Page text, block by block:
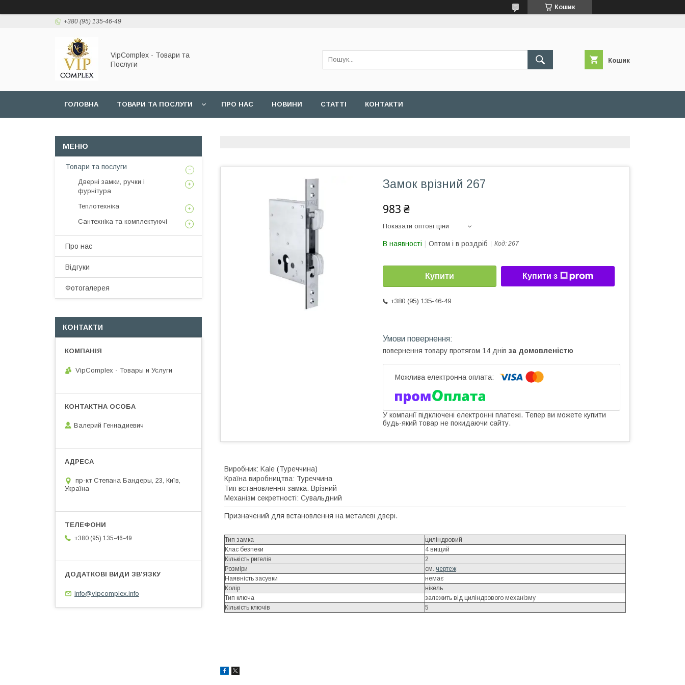
Кошик
+380 (95) 135-46-49
VipComplex - Товари та
Послуги
Кошик
ГОЛОВНА ТОВАРИ ТА ПОСЛУГИ ПРО НАС НОВИНИ СТАТТІ КОНТАКТИ
Замок врізний 267
983 ₴
Показати оптові ціни
В наявності Оптом і в роздріб Код: 267
Купити Купити з
+380 (95) 135-46-49
повернення товару протягом 14 днів за домовленістю
У компанії підключені електронні платежі. Тепер ви можете купити
будь-який товар не покидаючи сайту.
Виробник: Kale (Туреччина)
Країна виробництва: Туреччина
Тип встановлення замка: Врізний
Механізм секретності: Сувальдний
Призначений для встановлення на металеві двері.
Тип замка
циліндровий
Клас безпеки
4 вищий
Кількість ригелів
2
Розміри
см. чертеж
Наявність засувки
немає
Колір
нікель
Тип ключа
залежить від циліндрового механізму
Кількість ключів
5
Товари та послуги
Дверні замки, ручки і
фурнітура
Теплотехніка
Сантехніка та комплектуючі
Про нас
Відгуки
Фотогалерея
КОНТАКТИ
VipComplex - Товары и Услуги
Валерий Геннадиевич
пр-кт Степана Бандеры, 23, Київ,
Україна
+380 (95) 135-46-49
info@vipcomplex.info